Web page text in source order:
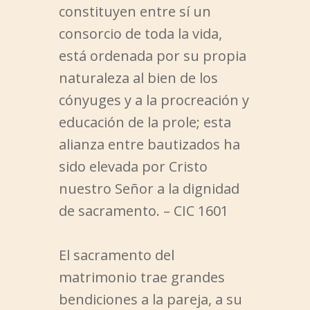
constituyen entre sí un
consorcio de toda la vida,
está ordenada por su propia
naturaleza al bien de los
cónyuges y a la procreación y
educación de la prole; esta
alianza entre bautizados ha
sido elevada por Cristo
nuestro Señor a la dignidad
de sacramento. – CIC 1601
El sacramento del
matrimonio trae grandes
bendiciones a la pareja, a su